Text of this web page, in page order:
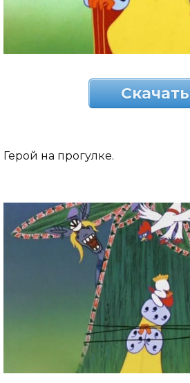
Скачать
Герой на прогулке.